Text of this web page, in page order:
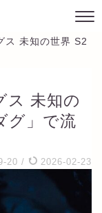
ス 未知の世界 S2
ス 未知の
グ」で流
20 / 2026-02-23